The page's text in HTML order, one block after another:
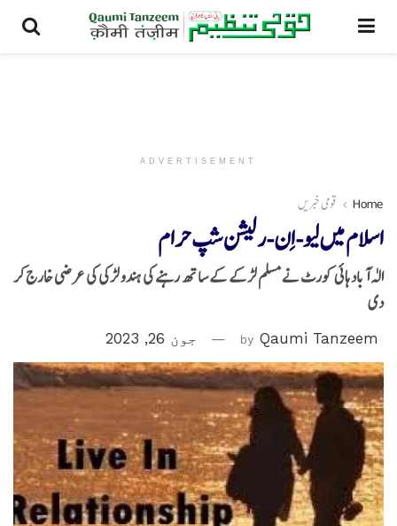
ADVERTISEMENT
Home قومی خبریں
اسلام میں لیو-اِن-رلیشن شپ حرام
الٰہ آباد ہائی کورٹ نے مسلم لڑکے کے ساتھ رہنے کی ہندو لڑکی کی عرضی خارج کر
دی
by Qaumi Tanzeem جون 26, 2023